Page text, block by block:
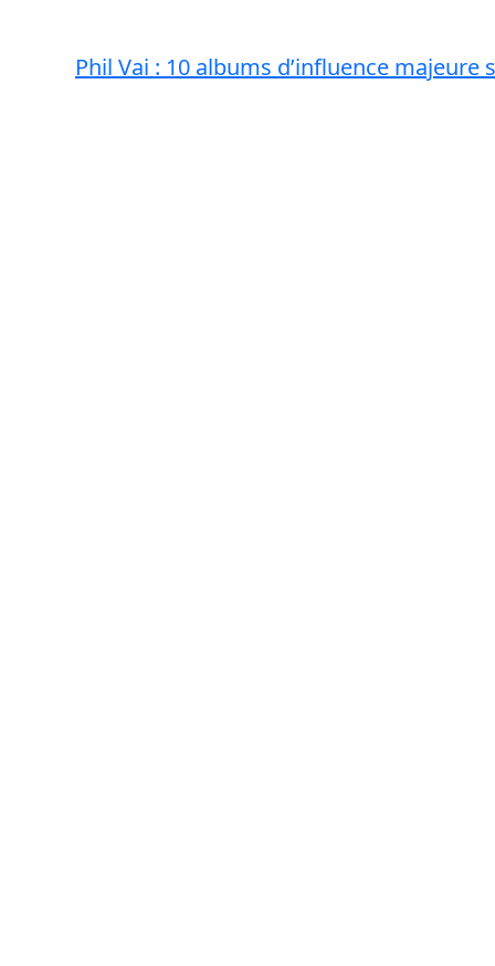
Phil Vai : 10 albums d’influence majeure